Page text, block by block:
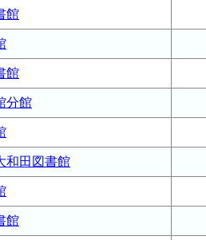
館
館
分館
和田図書館
館